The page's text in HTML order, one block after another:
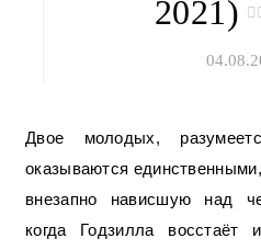
2021)
Двое молодых, разумеется гениальных, учёных
оказываются
внезапно нависшую над
когда Годзилла